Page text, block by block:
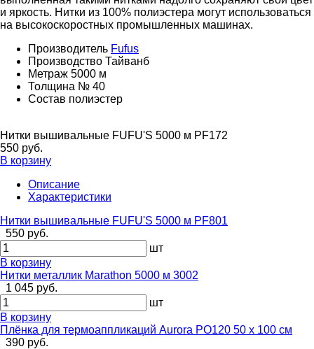
и яркость. Нитки из 100% полиэстера могут использоваться
на высокоскоростных промышленных машинах.
Производитель Fufus
Производство Тайванб
Метраж 5000 м
Толщина № 40
Состав полиэстер
Нитки вышивальные FUFU'S 5000 м PF172
550 руб.
В корзину
Описание
Характеристики
Нитки вышивальные FUFU'S 5000 м PF801
550 руб.
шт
В корзину
Нитки металлик Marathon 5000 м 3002
1 045 руб.
шт
В корзину
Плёнка для термоаппликаций Aurora PO120 50 х 100 см
390 руб.